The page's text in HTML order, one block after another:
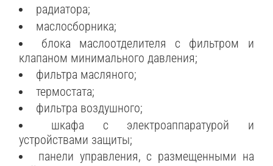
радиатора;
маслосборника;
блока маслоотделителя с фильтром и
клапаном минимального давления;
фильтра масляного;
термостата;
фильтра воздушного;
шкафа с электроаппаратурой и
устройствами защиты;
панели управления, с размещенными на